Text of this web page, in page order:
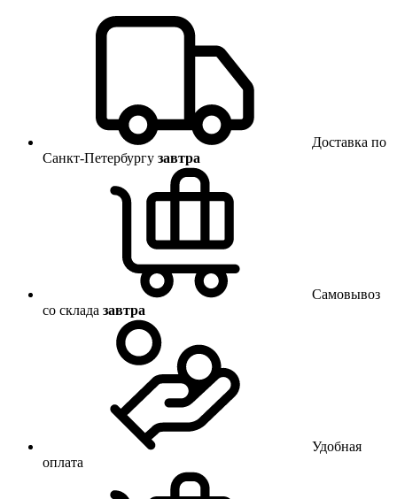
Доставка по
Санкт-Петербургу завтра
Самовывоз
со склада завтра
Удобная
оплата